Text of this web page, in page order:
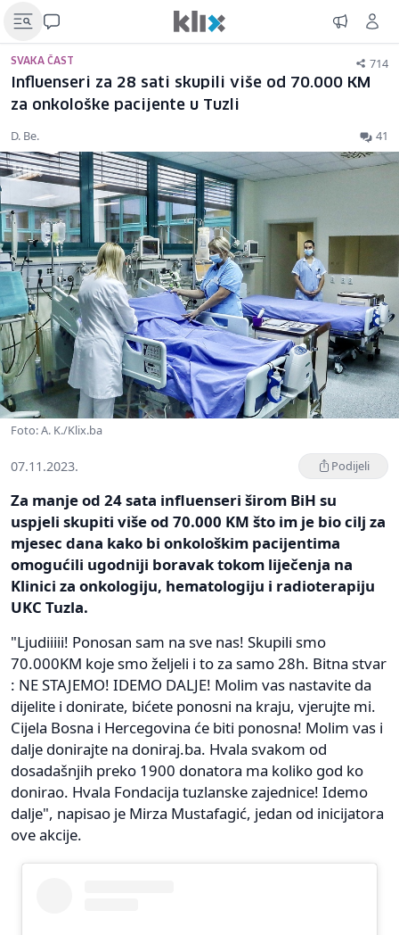
SVAKA ČAST 714
Influenseri za 28 sati skupili više od 70.000 KM
za onkološke pacijente u Tuzli
D. Be. 41
Foto: A. K./Klix.ba
07.11.2023. Podijeli
Za manje od 24 sata influenseri širom BiH su
uspjeli skupiti više od 70.000 KM što im je bio cilj za
mjesec dana kako bi onkološkim pacijentima
omogućili ugodniji boravak tokom liječenja na
Klinici za onkologiju, hematologiju i radioterapiju
UKC Tuzla.
"Ljudiiiii! Ponosan sam na sve nas! Skupili smo
70.000KM koje smo željeli i to za samo 28h. Bitna stvar
: NE STAJEMO! IDEMO DALJE! Molim vas nastavite da
dijelite i donirate, bićete ponosni na kraju, vjerujte mi.
Cijela Bosna i Hercegovina će biti ponosna! Molim vas i
dalje donirajte na doniraj.ba. Hvala svakom od
dosadašnjih preko 1900 donatora ma koliko god ko
donirao. Hvala Fondacija tuzlanske zajednice! Idemo
dalje", napisao je Mirza Mustafagić, jedan od inicijatora
ove akcije.